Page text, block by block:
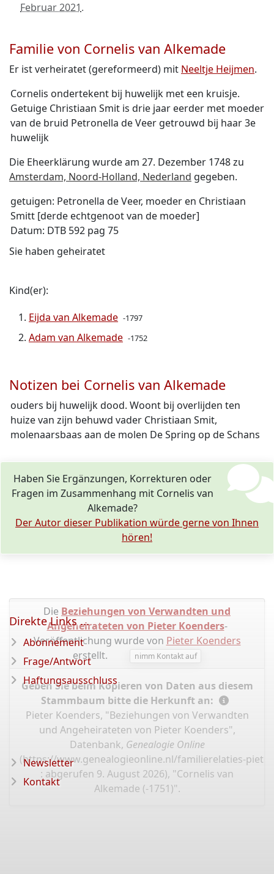
Februar 2021.
Familie von Cornelis van Alkemade
Er ist verheiratet (gereformeerd) mit Neeltje Heijmen.
Cornelis ondertekent bij huwelijk met een kruisje.
Getuige Christiaan Smit is drie jaar eerder met moeder
van de bruid Petronella de Veer getrouwd bij haar 3e
huwelijk
Die Eheerklärung wurde am 27. Dezember 1748 zu
Amsterdam, Noord-Holland, Nederland gegeben.
getuigen: Petronella de Veer, moeder en Christiaan
Smitt [derde echtgenoot van de moeder]
Datum: DTB 592 pag 75
Sie haben geheiratet
Kind(er):
Eijda van Alkemade -1797
Adam van Alkemade -1752
Notizen bei Cornelis van Alkemade
ouders bij huwelijk dood. Woont bij overlijden ten
huize van zijn behuwd vader Christiaan Smit,
molenaarsbaas aan de molen De Spring op de Schans
Haben Sie Ergänzungen, Korrekturen oder
Fragen im Zusammenhang mit Cornelis van
Alkemade?
Der Autor dieser Publikation würde gerne von Ihnen
hören!
Die Beziehungen von Verwandten und
Angeheirateten von Pieter Koenders-
Veröffentlichung wurde von Pieter Koenders
erstellt.
nimm Kontakt auf
Geben Sie beim Kopieren von Daten aus diesem
Stammbaum bitte die Herkunft an:
Pieter Koenders, "Beziehungen von Verwandten
und Angeheirateten von Pieter Koenders",
Datenbank, Genealogie Online
(https://www.genealogieonline.nl/familierelaties-
: abgerufen 9. August 2026), "Cornelis van
Alkemade (-1751)".
Direkte Links ...
Abonnement
Frage/Antwort
Haftungsausschluss
Newsletter
Kontakt